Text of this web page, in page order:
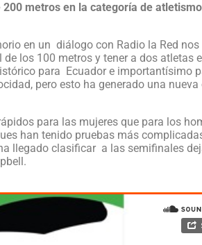
metros en la categoría de
en un diálogo con Radio la Red nos
los 100 metros y tener a dos atletas
para Ecuador e importantísimo
pero esto ha generado una nueva
para las mujeres que para los
han tenido pruebas más
llegado clasificar a las semifinales